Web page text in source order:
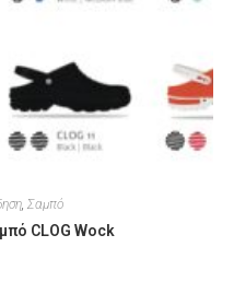
, Σαμπό
CLOG Wock